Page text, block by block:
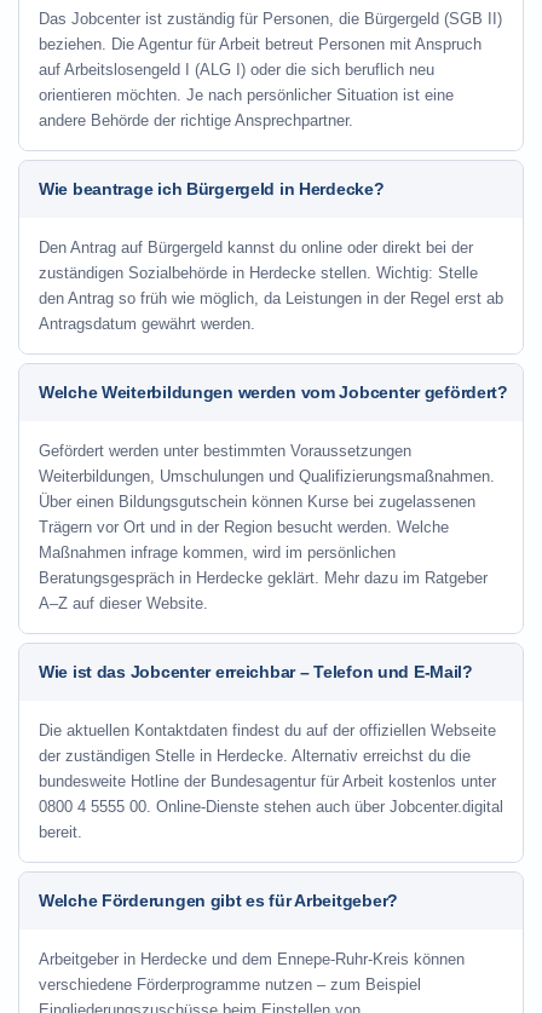
Das Jobcenter ist zuständig für Personen, die Bürgergeld (SGB II)
beziehen. Die Agentur für Arbeit betreut Personen mit Anspruch
auf Arbeitslosengeld I (ALG I) oder die sich beruflich neu
orientieren möchten. Je nach persönlicher Situation ist eine
andere Behörde der richtige Ansprechpartner.
Wie beantrage ich Bürgergeld in Herdecke?
Den Antrag auf Bürgergeld kannst du online oder direkt bei der
zuständigen Sozialbehörde in Herdecke stellen. Wichtig: Stelle
den Antrag so früh wie möglich, da Leistungen in der Regel erst ab
Antragsdatum gewährt werden.
Welche Weiterbildungen werden vom Jobcenter gefördert?
Gefördert werden unter bestimmten Voraussetzungen
Weiterbildungen, Umschulungen und Qualifizierungsmaßnahmen.
Über einen Bildungsgutschein können Kurse bei zugelassenen
Trägern vor Ort und in der Region besucht werden. Welche
Maßnahmen infrage kommen, wird im persönlichen
Beratungsgespräch in Herdecke geklärt. Mehr dazu im Ratgeber
A–Z auf dieser Website.
Wie ist das Jobcenter erreichbar – Telefon und E-Mail?
Die aktuellen Kontaktdaten findest du auf der offiziellen Webseite
der zuständigen Stelle in Herdecke. Alternativ erreichst du die
bundesweite Hotline der Bundesagentur für Arbeit kostenlos unter
0800 4 5555 00. Online-Dienste stehen auch über Jobcenter.digital
bereit.
Welche Förderungen gibt es für Arbeitgeber?
Arbeitgeber in Herdecke und dem Ennepe-Ruhr-Kreis können
verschiedene Förderprogramme nutzen – zum Beispiel